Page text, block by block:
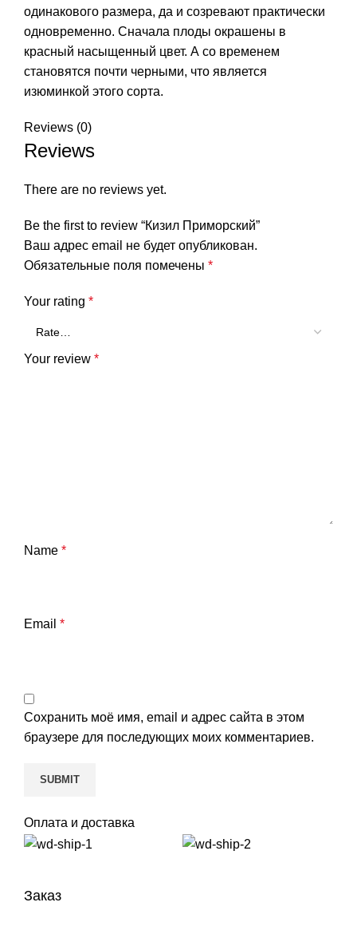
одинакового размера, да и созревают практически
одновременно. Сначала плоды окрашены в
красный насыщенный цвет. А со временем
становятся почти черными, что является
изюминкой этого сорта.
Reviews (0)
Reviews
There are no reviews yet.
Be the first to review “Кизил Приморский”
Ваш адрес email не будет опубликован.
Обязательные поля помечены *
Your rating *
Your review *
Name *
Email *
Сохранить моё имя, email и адрес сайта в этом
браузере для последующих моих комментариев.
Оплата и доставка
Заказ